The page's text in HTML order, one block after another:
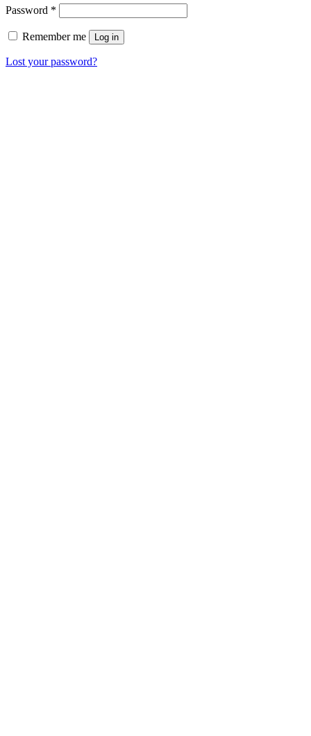
Password *
Remember me Log in
Lost your password?